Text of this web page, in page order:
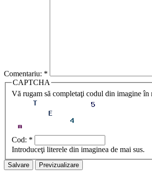
Comentariu: *
CAPTCHA
Vă rugam să completaţi codul din imagine în
Cod: *
Introduceţi literele din imaginea de mai sus.